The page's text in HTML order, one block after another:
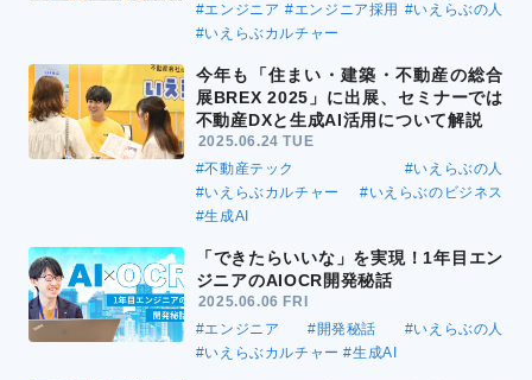
#エンジニア #エンジニア採用 #いえらぶの人
#いえらぶカルチャー
今年も「住まい・建築・不動産の総合
展BREX 2025」に出展、セミナーでは
不動産DXと生成AI活用について解説
2025.06.24 TUE
#不動産テック
#いえらぶの人
#いえらぶカルチャー
#いえらぶのビジネス
#生成AI
「できたらいいな」を実現！1年目エン
ジニアのAIOCR開発秘話
2025.06.06 FRI
#エンジニア
#開発秘話
#いえらぶの人
#いえらぶカルチャー #生成AI